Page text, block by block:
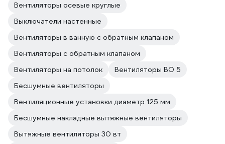
Вентиляторы осевые круглые
Выключатели настенные
Вентиляторы в ванную с обратным клапаном
Вентиляторы с обратным клапаном
Вентиляторы на потолок
Вентиляторы ВО 5
Бесшумные вентиляторы
Вентиляционные установки диаметр 125 мм
Бесшумные накладные вытяжные вентиляторы
Вытяжные вентиляторы 30 вт